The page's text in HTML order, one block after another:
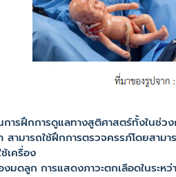
ฝึกการดูแลทางสูติศาสตร์ทั้งในช่ว
สามารถใช้ฝึกการตรวจครรภ์โดยสา
เครื่อง
ดลูก การแสดงภาวะตกเลือดในระห